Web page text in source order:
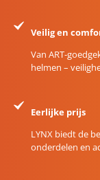
Veilig en
Van ART-
helmen –
Eerlijke prijs
LYNX biedt de
onderdelen en